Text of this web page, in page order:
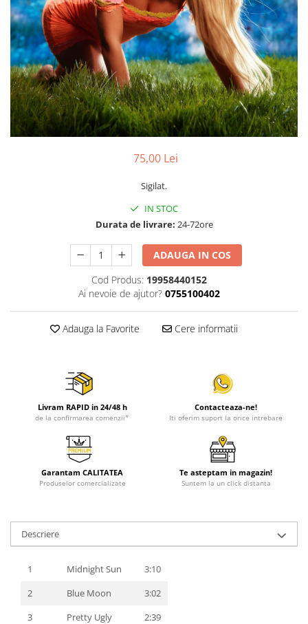
Viniluri Românești
Colecția Electrecord
75,00 Lei
Sigilat.
IN STOC
Durata de livrare: 24-72ore
ADAUGA IN COS
Cod Produs: 19958440152
Ai nevoie de ajutor? 0755100402
Adauga la Favorite Cere informatii
Livram RAPID in 24/48 h
de la confirmarea comenzii*
Contacteaza-ne!
Iti oferim suport la orice intrebare
Garantam CALITATEA
Produselor comercializate
Te asteptam in magazin!
Suntem la un click distanta
Descriere
1 Midnight Sun
3:10
2
Blue Moon
3:02
3
Pretty Ugly
2:39